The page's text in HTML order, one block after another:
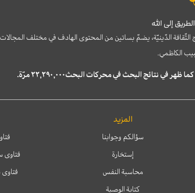
إلى الله
الثّقافة الدّينيّة، يضمّ بساتين من المحتوى الهادف في مختلف
الكاظمي.
المزيد
سؤالكم وجوابنا
إستخارة
محاسبة النفس
كتابة الوصية
فتاوى